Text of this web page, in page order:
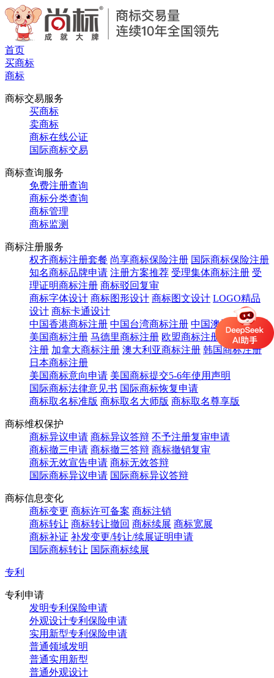
首页
买商标
商标
商标交易服务
买商标
卖商标
商标在线公证
国际商标交易
商标查询服务
免费注册查询
商标分类查询
商标管理
商标监测
商标注册服务
权齐商标注册套餐 尚享商标保险注册 国际商标保险注册
知名商标品牌申请 注册方案推荐 受理集体商标注册 受
理证明商标注册 商标驳回复审
商标字体设计 商标图形设计 商标图文设计 LOGO精品
设计 商标卡通设计
中国香港商标注册 中国台湾商标注册 中国澳门商标注册
美国商标注册 马德里商标注册 欧盟商标注册
英国商标
注册 加拿大商标注册 澳大利亚商标注册 韩国商标注册
日本商标注册
美国商标意向申请 美国商标提交5-6年使用声明
国际商标法律意见书 国际商标恢复申请
商标取名标准版 商标取名大师版 商标取名尊享版
商标维权保护
商标异议申请 商标异议答辩 不予注册复审申请
商标撤三申请 商标撤三答辩 商标撤销复审
商标无效宣告申请 商标无效答辩
国际商标异议申请 国际商标异议答辩
商标信息变化
商标变更 商标许可备案 商标注销
商标转让 商标转让撤回 商标续展 商标宽展
商标补证 补发变更/转让/续展证明申请
国际商标转让 国际商标续展
专利
专利申请
发明专利保险申请
外观设计专利保险申请
实用新型专利保险申请
普通领域发明
普通实用新型
普通外观设计